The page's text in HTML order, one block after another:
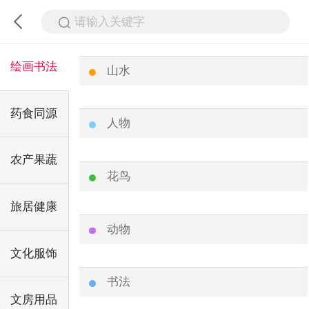
请输入关键字
绘画书法
药食同源
农产果蔬
旅居健康
文化服饰
文房用品
山水
人物
花鸟
动物
书法